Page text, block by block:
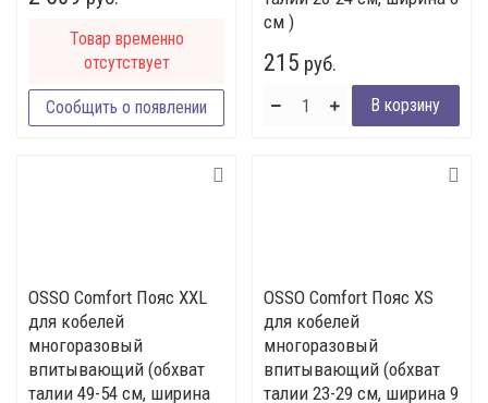
Товар временно
отсутствует
Сообщить о появлении
см )
215 руб.
OSSO Comfort Пояс XXL
для кобелей
многоразовый
впитывающий (обхват
талии 49-54 см, ширина
OSSO Comfort Пояс XS
для кобелей
многоразовый
впитывающий (обхват
талии 23-29 см, ширина 9